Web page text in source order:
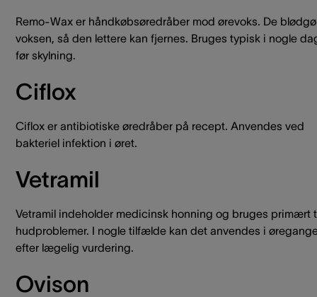
Remo-Wax er håndkøbsøredråber mod ørevoks. De
voksen, så den lettere kan fjernes. Bruges typisk i nogle
før skylning.
Ciflox
Ciflox er antibiotiske øredråber på recept. Anvendes ved
bakteriel infektion i øret.
Vetramil
Vetramil indeholder medicinsk honning og bruges primært
hudproblemer. I nogle tilfælde kan det anvendes i
efter lægelig vurdering.
Ovison